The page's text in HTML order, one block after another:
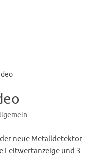
neue Metalldetektor
Leitwertanzeige und 3-